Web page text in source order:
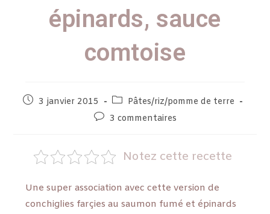
épinards, sauce
comtoise
3 janvier 2015
Pâtes/riz/pomme de terre
3 commentaires
Notez cette recette
Une super association avec cette version de
conchiglies farçies au saumon fumé et épinards